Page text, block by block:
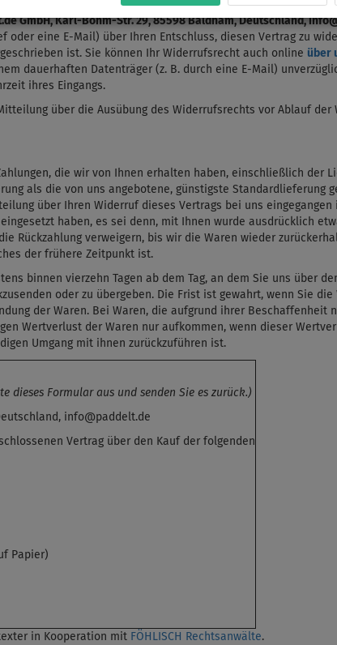
GmbH, Karl-Böhm-Str. 29, 85598 Baldham, Deutschland,
oder eine E-Mail) über Ihren Entschluss, diesen Vertrag zu
ist. Sie können Ihr Widerrufsrecht auch online über
dauerhaften Datenträger (z. B. durch eine E-Mail)
ihres Eingangs.
über die Ausübung des Widerrufsrechts vor Ablauf
die wir von Ihnen erhalten haben, einschließlich der
als die von uns angebotene, günstigste Standardlieferung
über Ihren Widerruf dieses Vertrags bei uns
haben, es sei denn, mit Ihnen wurde ausdrücklich
Rückzahlung verweigern, bis wir die Waren wieder
der frühere Zeitpunkt ist.
binnen vierzehn Tagen ab dem Tag, an dem Sie uns über
oder zu übergeben. Die Frist ist gewahrt, wenn Sie
der Waren. Bei Waren, die aufgrund ihrer Beschaffenheit
Wertverlust der Waren nur aufkommen, wenn dieser
Umgang mit ihnen zurückzuführen ist.
dieses Formular aus und senden Sie es zurück.)
info@paddelt.de
Vertrag über den Kauf der folgenden
Papier)
in Kooperation mit FÖHLISCH Rechtsanwälte.